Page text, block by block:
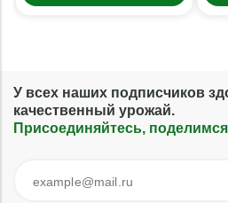
У всех наших подписчиков
качественный урожай.
Присоединяйтесь,